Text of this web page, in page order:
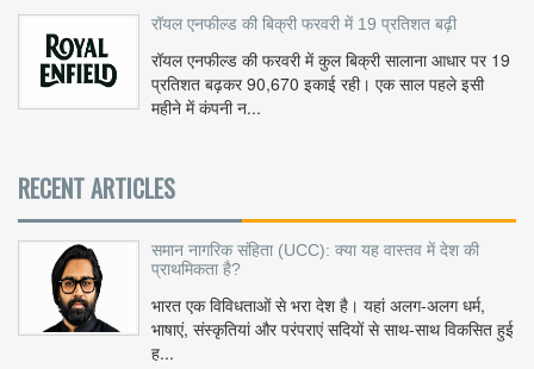
रॉयल एनफील्ड की बिक्री फरवरी में 19 प्रतिशत बढ़ी
रॉयल एनफील्ड की फरवरी में कुल बिक्री सालाना आधार पर 19
प्रतिशत बढ़कर 90,670 इकाई रही। एक साल पहले इसी
महीने में कंपनी न...
RECENT ARTICLES
समान नागरिक संहिता (UCC): क्या यह वास्तव में देश की
प्राथमिकता है?
भारत एक विविधताओं से भरा देश है। यहां अलग-अलग धर्म,
भाषाएं, संस्कृतियां और परंपराएं सदियों से साथ-साथ विकसित हुई
ह...